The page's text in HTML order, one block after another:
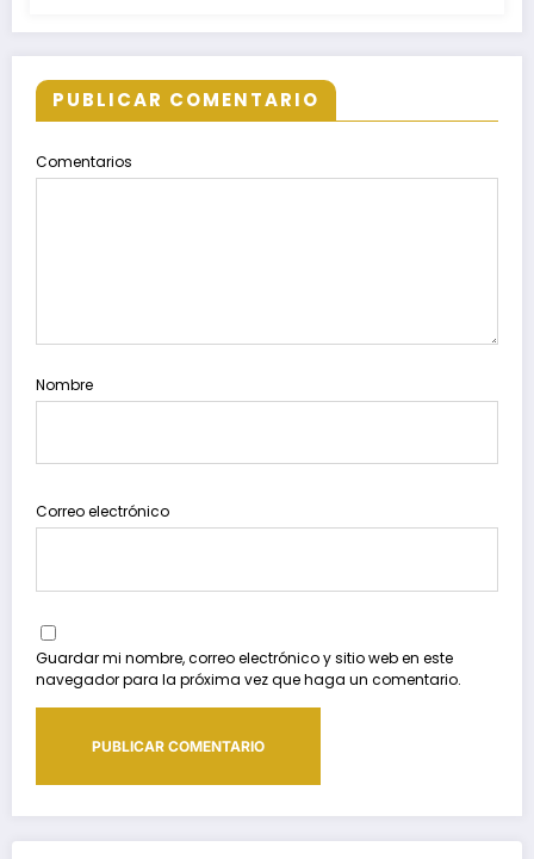
PUBLICAR COMENTARIO
Comentarios
Nombre
Correo electrónico
Guardar mi nombre, correo electrónico y sitio web en este
navegador para la próxima vez que haga un comentario.